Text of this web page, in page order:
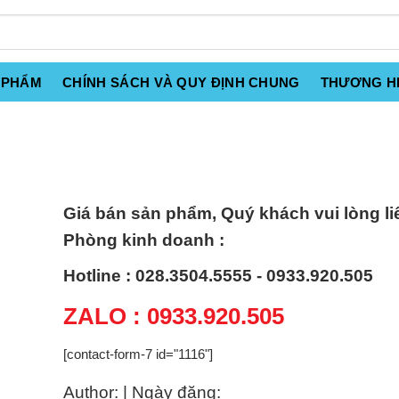
CHÍNH SÁCH VÀ QUY ĐỊNH CHUNG THƯƠNG
Giá bán sản phẩm, Quý khách vui lòng
Phòng kinh doanh :
Hotline : 028.3504.5555 - 0933.920.505
ZALO : 0933.920.505
[contact-form-7 id="1116"]
Author: | Ngày đăng: